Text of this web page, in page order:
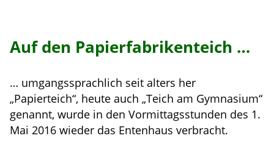
Auf den Papierfabrikenteich …
… umgangssprachlich seit alters her
„Papierteich“, heute auch „Teich am Gymnasium“
genannt, wurde in den Vormittagsstunden des 1.
Mai 2016 wieder das Entenhaus verbracht.